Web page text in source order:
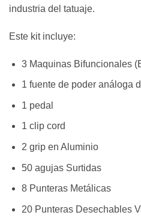
industria del tatuaje.
Este kit incluye:
3 Maquinas Bifuncionales
1 fuente de poder análoga
1 pedal
1 clip cord
2 grip en Aluminio
50 agujas Surtidas
8 Punteras Metálicas
20 Punteras Desechables